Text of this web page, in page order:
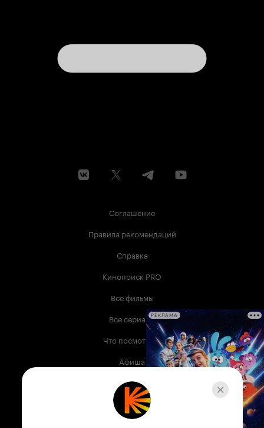
Соглашение
Правила рекомендаций
Справка
Кинопоиск PRO
Все фильмы
Все сериалы
Что посмотреть
Афиша
Музыка
Телепрограмма
РЕКЛАМА